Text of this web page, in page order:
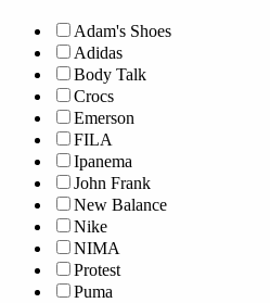
Adam's Shoes
Adidas
Body Talk
Crocs
Emerson
FILA
Ipanema
John Frank
New Balance
Nike
NIMA
Protest
Puma